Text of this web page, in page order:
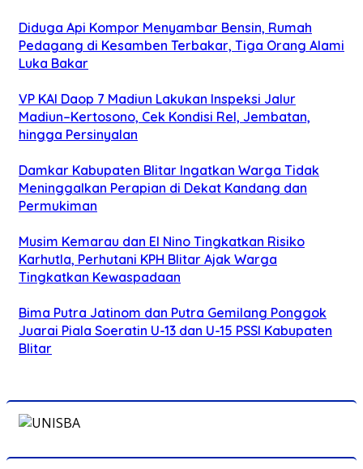
Diduga Api Kompor Menyambar Bensin, Rumah
Pedagang di Kesamben Terbakar, Tiga Orang Alami
Luka Bakar
VP KAI Daop 7 Madiun Lakukan Inspeksi Jalur
Madiun–Kertosono, Cek Kondisi Rel, Jembatan,
hingga Persinyalan
Damkar Kabupaten Blitar Ingatkan Warga Tidak
Meninggalkan Perapian di Dekat Kandang dan
Permukiman
Musim Kemarau dan El Nino Tingkatkan Risiko
Karhutla, Perhutani KPH Blitar Ajak Warga
Tingkatkan Kewaspadaan
Bima Putra Jatinom dan Putra Gemilang Ponggok
Juarai Piala Soeratin U-13 dan U-15 PSSI Kabupaten
Blitar